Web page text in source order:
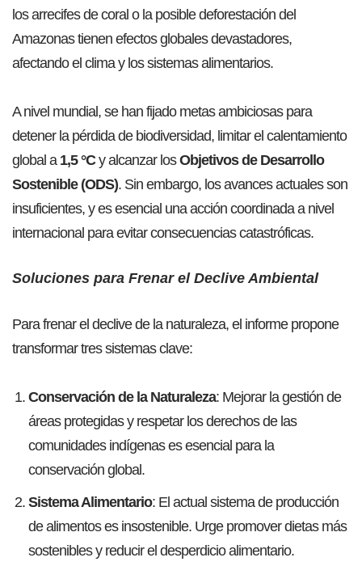
los arrecifes de coral o la posible deforestación del
Amazonas tienen efectos globales devastadores,
afectando el clima y los sistemas alimentarios.
A nivel mundial, se han fijado metas ambiciosas para
detener la pérdida de biodiversidad, limitar el calentamiento
global a 1,5 °Cy alcanzar losObjetivos de Desarrollo
Sostenible (ODS). Sin embargo, los avances actuales son
insuficientes, y es esencial una acción coordinada a nivel
internacional para evitar consecuencias catastróficas.
Soluciones para Frenar el Declive Ambiental
Para frenar el declive de la naturaleza, el informe propone
transformar tres sistemas clave:
Conservación de la Naturaleza: Mejorar la gestión de
áreas protegidas y respetar los derechos de las
comunidades indígenas es esencial para la
conservación global.
Sistema Alimentario: El actual sistema de producción
de alimentos es insostenible. Urge promover dietas más
sostenibles y reducir el desperdicio alimentario.